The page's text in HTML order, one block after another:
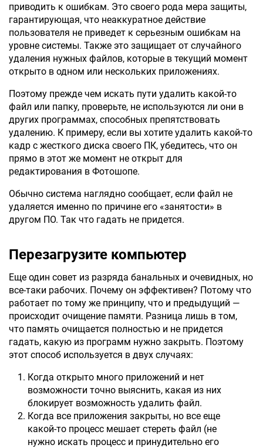
приводить к ошибкам. Это своего рода мера защиты,
гарантирующая, что неаккуратное действие
пользователя не приведет к серьезным ошибкам на
уровне системы. Также это защищает от случайного
удаления нужных файлов, которые в текущий момент
открыто в одном или нескольких приложениях.
Поэтому прежде чем искать пути удалить какой-то
файл или папку, проверьте, не используются ли они в
других программах, способных препятствовать
удалению. К примеру, если вы хотите удалить какой-то
кадр с жесткого диска своего ПК, убедитесь, что он
прямо в этот же момент не открыт для
редактирования в Фотошопе.
Обычно система наглядно сообщает, если файл не
удаляется именно по причине его «занятости» в
другом ПО. Так что гадать не придется.
Перезагрузите компьютер
Еще один совет из разряда банальных и очевидных, но
все-таки рабочих. Почему он эффективен? Потому что
работает по тому же принципу, что и предыдущий —
происходит очищение памяти. Разница лишь в том,
что память очищается полностью и не придется
гадать, какую из программ нужно закрыть. Поэтому
этот способ используется в двух случаях:
Когда открыто много приложений и нет
возможности точно выяснить, какая из них
блокирует возможность удалить файл.
Когда все приложения закрыты, но все еще
какой-то процесс мешает стереть файл (не
нужно искать процесс и принудительно его